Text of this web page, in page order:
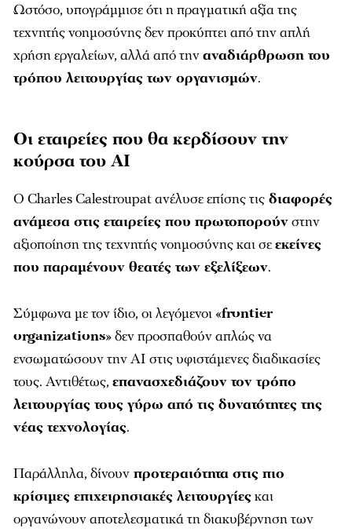
Ωστόσο, υπογράμμισε ότι η πραγματική αξία της
τεχνητής νοημοσύνης δεν προκύπτει από την απλή
χρήση εργαλείων, αλλά από τηναναδιάρθρωση του
τρόπου λειτουργίας των οργανισμών.
Οι εταιρείες που θα κερδίσουν την
κούρσα του AI
Ο Charles Calestroupat ανέλυσε επίσης τις διαφορές
ανάμεσα στις εταιρείες που πρωτοπορούνστην
αξιοποίηση της τεχνητής νοημοσύνης και σεεκείνες
που παραμένουν θεατές των εξελίξεων.
Σύμφωνα με τον ίδιο, οι λεγόμενοι «frontier
organizations» δεν προσπαθούν απλώς να
ενσωματώσουν την AI στις υφιστάμενες διαδικασίες
τους. Αντιθέτως, επανασχεδιάζουν τον τρόπο
λειτουργίας τους γύρω από τις δυνατότητες της
νέας τεχνολογίας.
Παράλληλα, δίνουν προτεραιότητα στις πιο
κρίσιμες επιχειρησιακές λειτουργίεςκαι
οργανώνουν αποτελεσματικά τη διακυβέρνηση των